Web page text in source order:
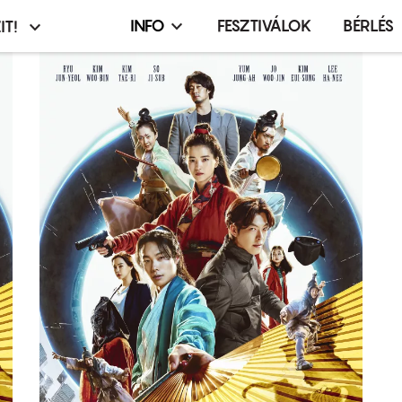
Infó,
esemény,
terembérlés
menü
INFO FESZTIVÁLOK BÉRLÉS